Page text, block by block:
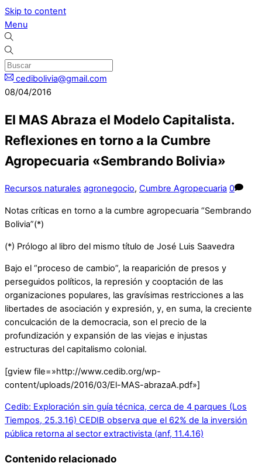
Skip to content
Menu
cedibolivia@gmail.com
08/04/2016
El MAS Abraza el Modelo Capitalista.
Reflexiones en torno a la Cumbre
Agropecuaria «Sembrando Bolivia»
Recursos naturales agronegocio, Cumbre Agropecuaria 0
Notas críticas en torno a la cumbre agropecuaria “Sembrando
Bolivia”(*)
(*) Prólogo al libro del mismo título de José Luis Saavedra
Bajo el “proceso de cambio”, la reaparición de presos y
perseguidos políticos, la represión y cooptación de las
organizaciones populares, las gravísimas restricciones a las
libertades de asociación y expresión, y, en suma, la creciente
conculcación de la democracia, son el precio de la
profundización y expansión de las viejas e injustas
estructuras del capitalismo colonial.
[gview file=»http://www.cedib.org/wp-
content/uploads/2016/03/El-MAS-abrazaA.pdf»]
Cedib: Exploración sin guía técnica, cerca de 4 parques (Los
Tiempos, 25.3.16) CEDIB observa que el 62% de la inversión
pública retorna al sector extractivista (anf, 11.4.16)
Contenido relacionado